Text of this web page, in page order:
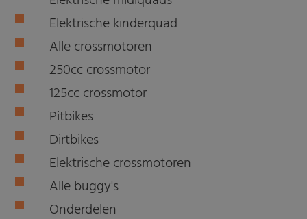
Elektrische kinderquad
Alle crossmotoren
250cc crossmotor
125cc crossmotor
Pitbikes
Dirtbikes
Elektrische crossmotoren
Alle buggy's
Onderdelen